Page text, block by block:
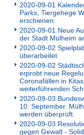
2020-09-01
Parks, Tiergehege
erschienen
2020-09-01 Neue
der Stadt Mülheim
2020-09-02
überarbeitet
2020-09-02
erprobt neue
Coronafällen in
weiterführenden
2020-09-03
10. September.
werden überprüft.
2020-09-03
gegen Gewalt -